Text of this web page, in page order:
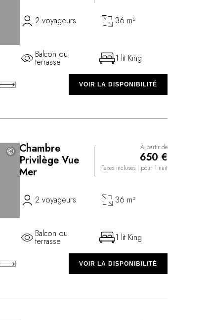
2 voyageurs 36 m²
Balcon ou
terrasse 1 lit King
VOIR LA DISPONIBILITÉ
© Chambre
Privilège Vue
Mer
À partir de
650 €
Taxes incluses | pour 1 nuit
2 voyageurs 36 m²
Balcon ou
terrasse 1 lit King
VOIR LA DISPONIBILITÉ